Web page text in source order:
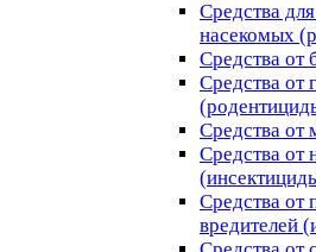
Средства
насекомых
Средства от
Средства от
Средства от
Средства от
Средства
вредителей